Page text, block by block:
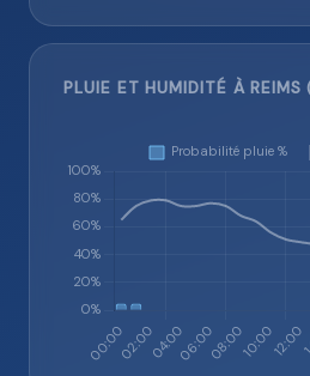
PLUIE ET HUMIDITÉ À REIMS